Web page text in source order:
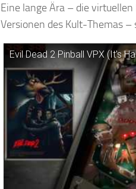
Eine lange Ära – die
Versionen des Kult-Themas –
Evil Dead 2 Pinball VPX (It's